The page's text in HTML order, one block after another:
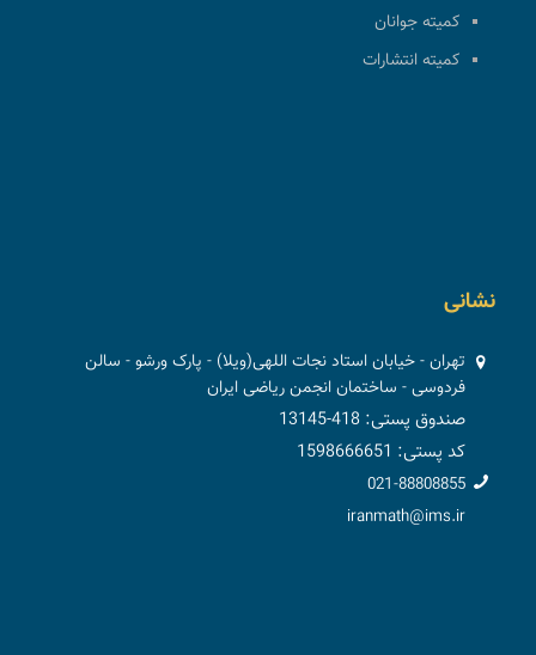
کمیته جوانان
کمیته انتشارات
نشانی
تهران - خیابان استاد نجات اللهی(ویلا) - پارک ورشو - سالن
فردوسی - ساختمان انجمن ریاضی ایران
صندوق پستی: 418-13145
کد پستی: 1598666651
021-88808855
iranmath@ims.ir